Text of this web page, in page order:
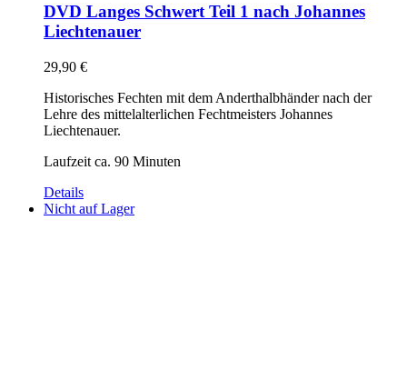
DVD Langes Schwert Teil 1 nach Johannes
Liechtenauer
29,90 €
Historisches Fechten mit dem Anderthalbhänder nach der
Lehre des mittelalterlichen Fechtmeisters Johannes
Liechtenauer.
Laufzeit ca. 90 Minuten
Details
Nicht auf Lager